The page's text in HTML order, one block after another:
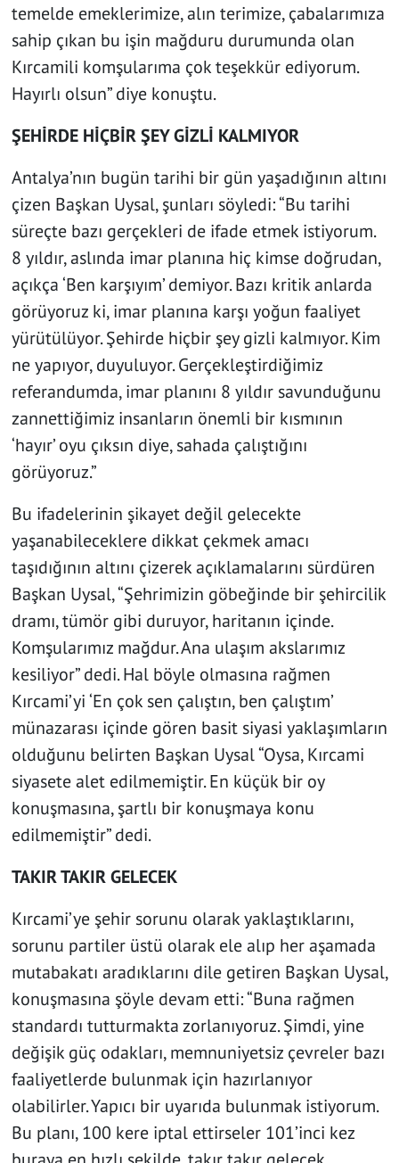
temelde emeklerimize, alın terimize, çabalarımıza
sahip çıkan bu işin mağduru durumunda olan
Kırcamili komşularıma çok teşekkür ediyorum.
Hayırlı olsun” diye konuştu.
ŞEHİRDE HİÇBİR ŞEY GİZLİ KALMIYOR
Antalya’nın bugün tarihi bir gün yaşadığının altını
çizen Başkan Uysal, şunları söyledi: “Bu tarihi
süreçte bazı gerçekleri de ifade etmek istiyorum.
8 yıldır, aslında imar planına hiç kimse doğrudan,
açıkça ‘Ben karşıyım’ demiyor. Bazı kritik anlarda
görüyoruz ki, imar planına karşı yoğun faaliyet
yürütülüyor. Şehirde hiçbir şey gizli kalmıyor. Kim
ne yapıyor, duyuluyor. Gerçekleştirdiğimiz
referandumda, imar planını 8 yıldır savunduğunu
zannettiğimiz insanların önemli bir kısmının
‘hayır’ oyu çıksın diye, sahada çalıştığını
görüyoruz.”
Bu ifadelerinin şikayet değil gelecekte
yaşanabileceklere dikkat çekmek amacı
taşıdığının altını çizerek açıklamalarını sürdüren
Başkan Uysal, “Şehrimizin göbeğinde bir şehircilik
dramı, tümör gibi duruyor, haritanın içinde.
Komşularımız mağdur. Ana ulaşım akslarımız
kesiliyor” dedi. Hal böyle olmasına rağmen
Kırcami’yi ‘En çok sen çalıştın, ben çalıştım’
münazarası içinde gören basit siyasi yaklaşımların
olduğunu belirten Başkan Uysal “Oysa, Kırcami
siyasete alet edilmemiştir. En küçük bir oy
konuşmasına, şartlı bir konuşmaya konu
edilmemiştir” dedi.
TAKIR TAKIR GELECEK
Kırcami’ye şehir sorunu olarak yaklaştıklarını,
sorunu partiler üstü olarak ele alıp her aşamada
mutabakatı aradıklarını dile getiren Başkan Uysal,
konuşmasına şöyle devam etti: “Buna rağmen
standardı tutturmakta zorlanıyoruz. Şimdi, yine
değişik güç odakları, memnuniyetsiz çevreler bazı
faaliyetlerde bulunmak için hazırlanıyor
olabilirler. Yapıcı bir uyarıda bulunmak istiyorum.
Bu planı, 100 kere iptal ettirseler 101’inci kez